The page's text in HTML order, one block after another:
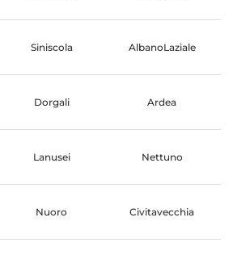
Siniscola AlbanoLaziale
Dorgali Ardea
Lanusei Nettuno
Nuoro Civitavecchia